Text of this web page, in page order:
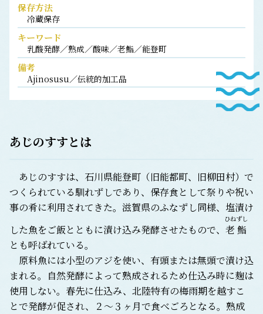
保存方法
冷蔵保存
キーワード
乳酸発酵／熟成／酸味／老鮨／能登町
備考
Ajinosusu／伝統的加工品
あじのすすとは
あじのすすは、石川県能登町（旧能都町、旧柳田村）で
つくられている馴れずしであり、保存食として祭りや祝い
事の肴に利用されてきた。滋賀県のふなずし同様、塩漬け
した魚をご飯とともに漬け込み発酵させたもので、 老鮨
ひねずし
とも呼ばれている。
原料魚には小型のアジを使い、有頭または無頭で漬け込
まれる。自然発酵によって熟成されるため仕込み時に麹は
使用しない。春先に仕込み、北陸特有の梅雨期を越すこ
とで発酵が促され、２～３ヶ月で食べごろとなる。熟成